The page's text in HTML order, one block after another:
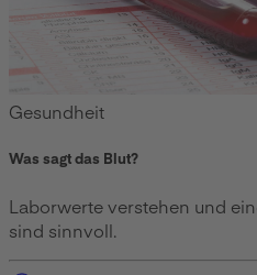
Gesundheit
Was sagt das Blut?
Laborwerte verstehen und
sind sinnvoll.